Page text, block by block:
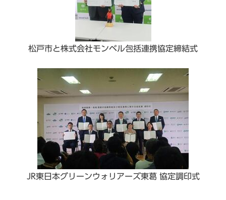
松戸市と株式会社モンベル包括連携協定締結式
JR東日本グリーンウォリアーズ東葛 協定調印式